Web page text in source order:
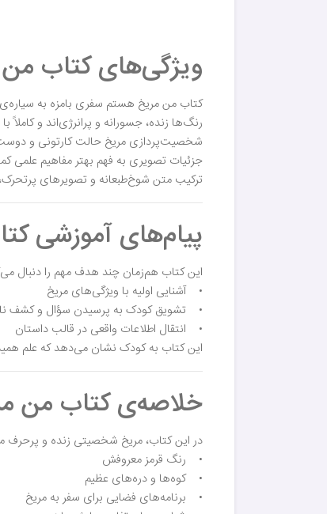
ویژگی‌های کتاب
کتاب من مریخ هستم سفری بامزه به
رنگ‌ها زنده، جسورانه و پرانرژی‌اند و
شخصیت‌پردازی مریخ حالت کارتونی و
جزئیات تصویری به فهم بهتر مفاهیم
ترکیب متن شوخ‌طبعانه و تصویرهای
پیام‌های آموزشی
این کتاب هم‌زمان چند هدف مهم را دنبال
• آشنایی اولیه با ویژگی‌های مریخ
• تشویق کودک به پرسیدن سؤال و کشف
• انتقال اطلاعات واقعی در قالب داستان
این کتاب به کودک نشان می‌دهد که علم
خلاصه‌ی کتاب من
در این کتاب، مریخ شخصیتی زنده و
• رنگ قرمز معروفش
• کوه‌ها و دره‌های عظیم
• برنامه‌های فضایی برای سفر به مریخ